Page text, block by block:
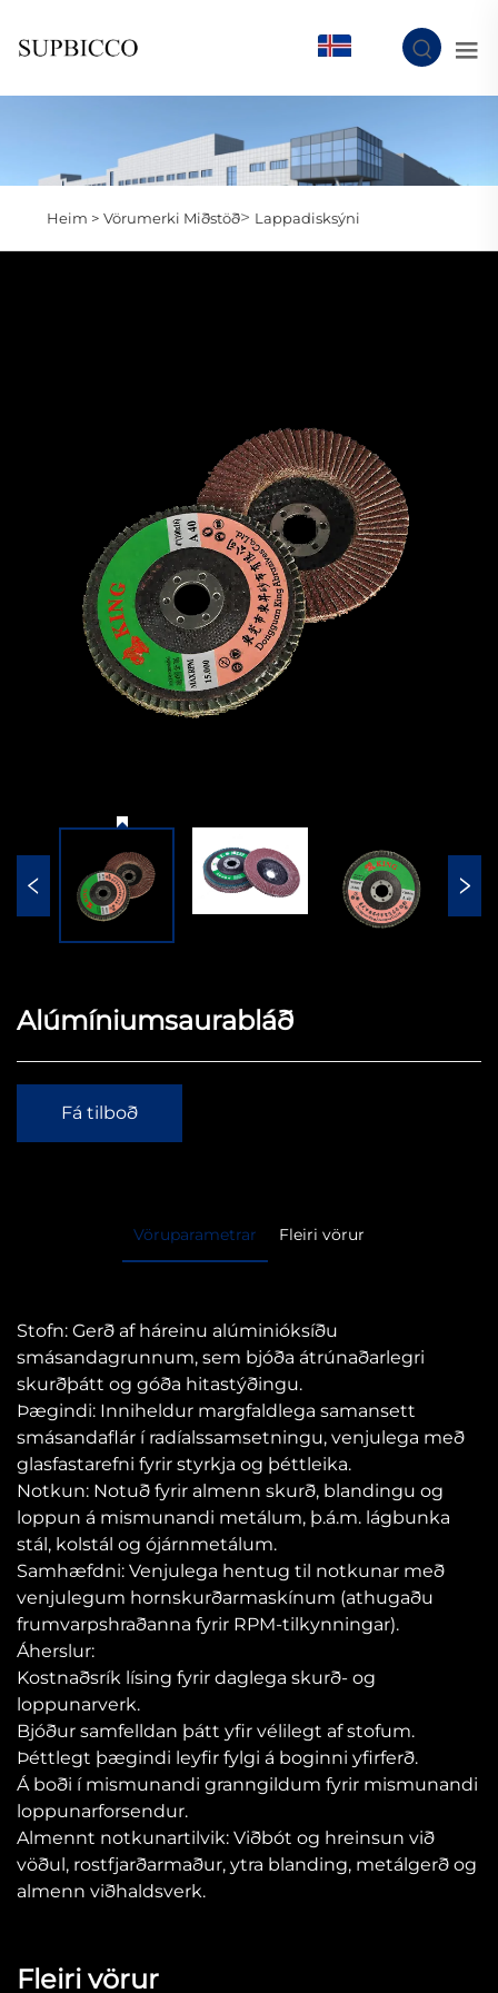
Heim > Vörumerki Miðstöð> Lappadisksýni
Alúmíniumsaurabláð
Fá tilboð
Vöruparametrar Fleiri vörur
Stofn: Gerð af háreinu alúminióksíðu
smásandagrunnum, sem bjóða átrúnaðarlegri
skurðþátt og góða hitastýðingu.
Þægindi: Inniheldur margfaldlega samansett
smásandaflár í radíalssamsetningu, venjulega með
glasfastarefni fyrir styrkja og þéttleika.
Notkun: Notuð fyrir almenn skurð, blandingu og
loppun á mismunandi metálum, þ.á.m. lágbunka
stál, kolstál og ójárnmetálum.
Samhæfdni: Venjulega hentug til notkunar með
venjulegum hornskurðarmaskínum (athugaðu
frumvarpshraðanna fyrir RPM-tilkynningar).
Áherslur:
Kostnaðsrík lísing fyrir daglega skurð- og
loppunarverk.
Bjóður samfelldan þátt yfir vélilegt af stofum.
Þéttlegt þægindi leyfir fylgi á boginni yfirferð.
Á boði í mismunandi granngildum fyrir mismunandi
loppunarforsendur.
Almennt notkunartilvik: Viðbót og hreinsun við
vöðul, rostfjarðarmaður, ytra blanding, metálgerð og
almenn viðhaldsverk.
Fleiri vörur